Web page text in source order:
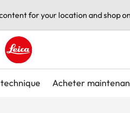
for your location and shop
Leica logo - Home
Acheter